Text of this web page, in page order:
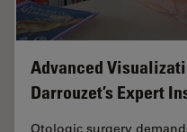
Advanced
Darrouzet’s Expert
Otologic surgery